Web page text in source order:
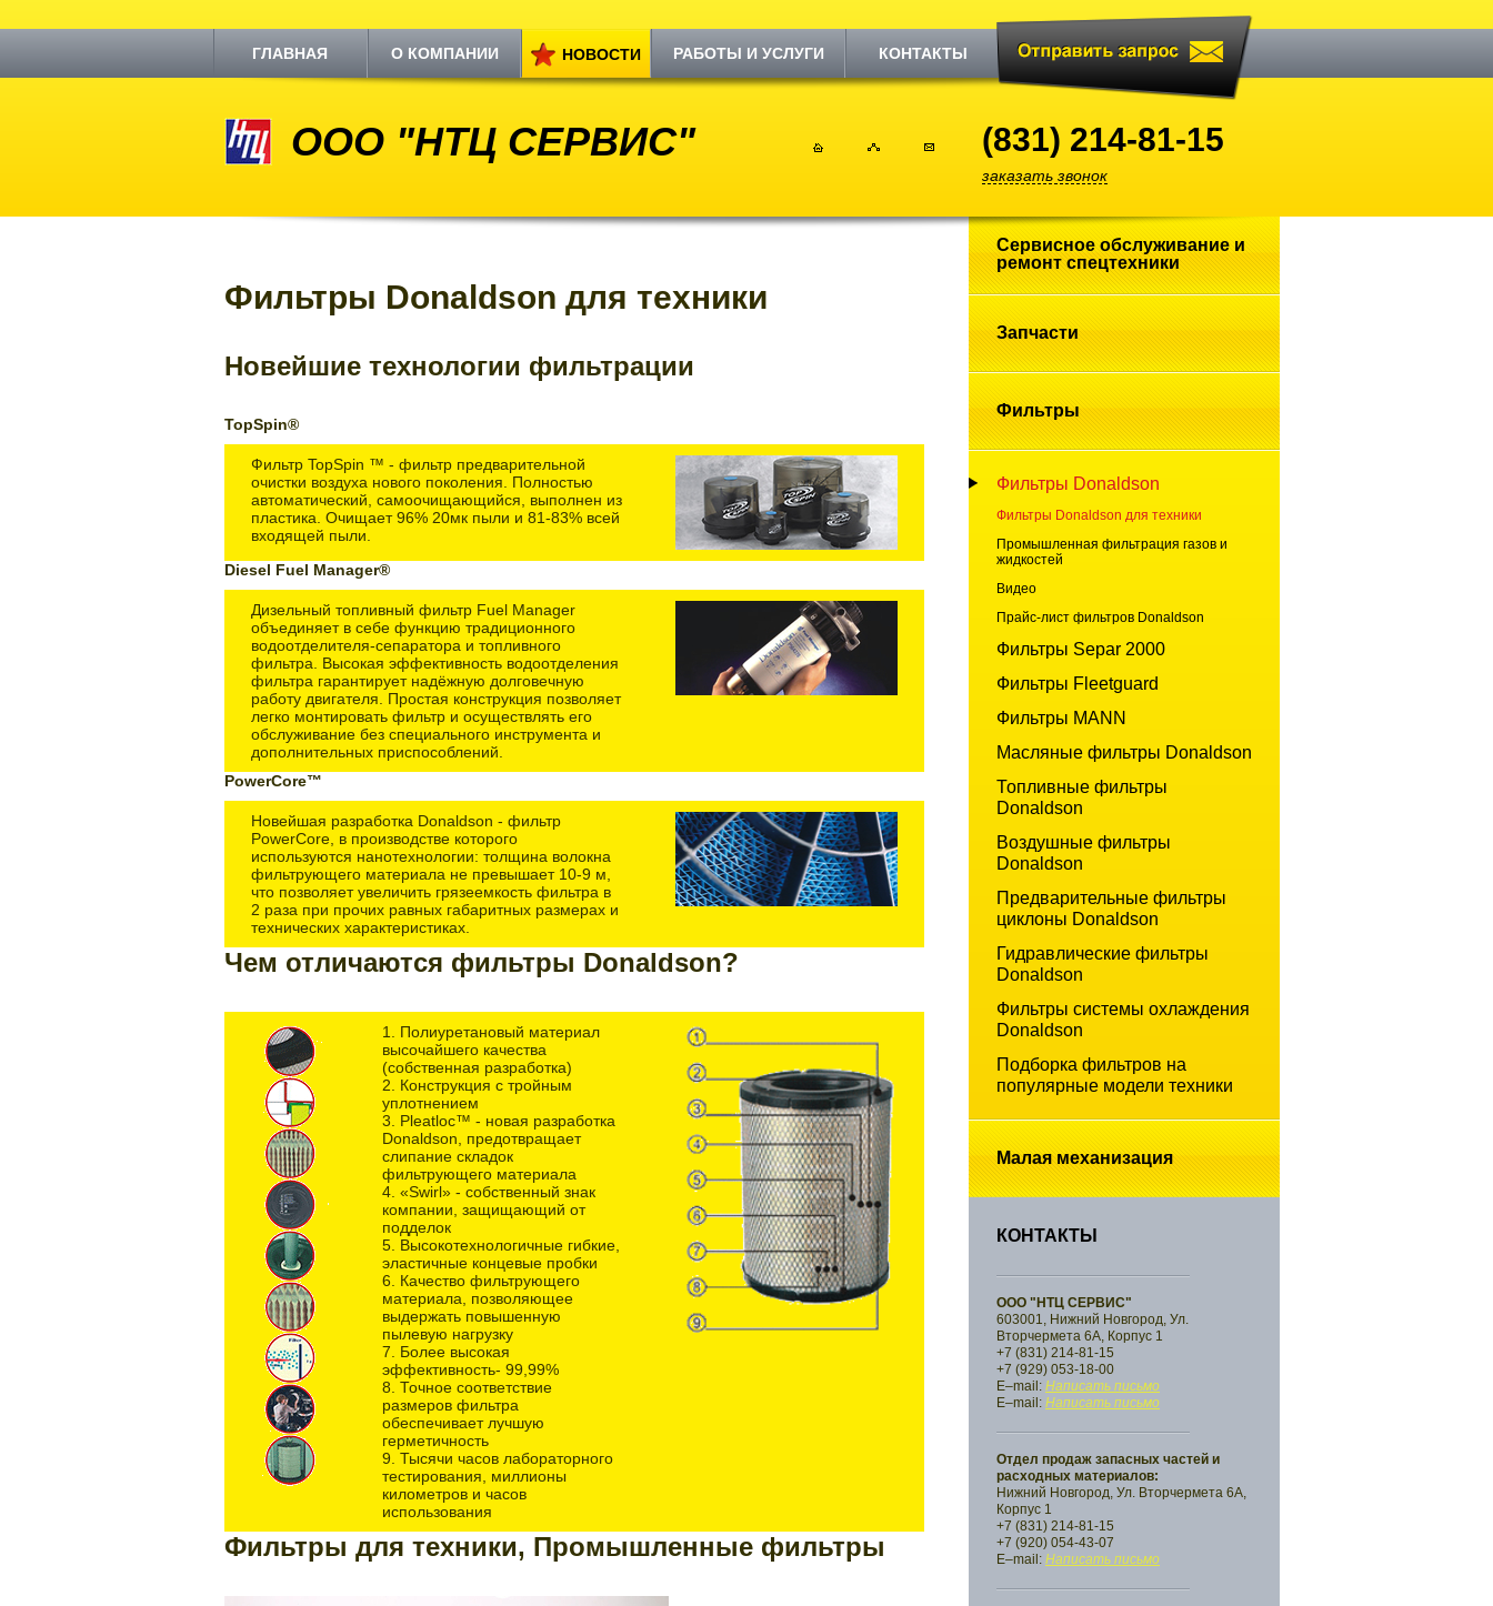
ГЛАВНАЯ О КОМПАНИИ НОВОСТИ РАБОТЫ И УСЛУГИ КОНТАКТЫ
ООО "НТЦ СЕРВИС" (831) 214-81-15
заказать звонок
Сервисное обслуживание и
ремонт спецтехники
Запчасти
Фильтры
Фильтры Donaldson
Фильтры Donaldson для техники
Промышленная фильтрация газов и
жидкостей
Видео
Прайс-лист фильтров Donaldson
Фильтры Separ 2000
Фильтры Fleetguard
Фильтры MANN
Масляные фильтры Donaldson
Топливные фильтры
Donaldson
Воздушные фильтры
Donaldson
Предварительные фильтры
циклоны Donaldson
Гидравлические фильтры
Donaldson
Фильтры системы охлаждения
Donaldson
Подборка фильтров на
популярные модели техники
Малаямеханизация
КОНТАКТЫ
ООО "НТЦ СЕРВИС"
603001, Нижний Новгород, Ул.
Вторчермета 6А, Корпус 1
+7 (831) 214-81-15
+7 (929) 053-18-00
E–mail: Написать письмо
E–mail: Написать письмо
Отдел продаж запасных частей и
расходных материалов:
Нижний Новгород, Ул. Вторчермета 6А,
Корпус 1
+7 (831) 214-81-15
+7 (920) 054-43-07
E–mail: Написать письмо
Фильтры Donaldson для техники
Новейшие технологии фильтрации
TopSpin®
Фильтр TopSpin ™ - фильтр предварительной
очистки воздуха нового поколения. Полностью
автоматический, самоочищающийся, выполнен из
пластика. Очищает 96% 20мк пыли и 81-83% всей
входящей пыли.
Diesel Fuel Manager®
Дизельный топливный фильтр Fuel Manager
объединяет в себе функцию традиционного
водоотделителя-сепаратора и топливного
фильтра. Высокая эффективность водоотделения
фильтра гарантирует надёжную долговечную
работу двигателя. Простая конструкция позволяет
легко монтировать фильтр и осуществлять его
обслуживание без специального инструмента и
дополнительных приспособлений.
PowerCore™
Новейшая разработка Donaldson - фильтр
PowerCore, в производстве которого
используются нанотехнологии: толщина волокна
фильтрующего материала не превышает 10-9 м,
что позволяет увеличить грязеемкость фильтра в
2 раза при прочих равных габаритных размерах и
технических характеристиках.
Чем отличаются фильтры Donaldson?
1. Полиуретановый материал
высочайшего качества
(собственная разработка)
2. Конструкция с тройным
уплотнением
3. Pleatloc™ - новая разработка
Donaldson, предотвращает
слипание складок
фильтрующего материала
4. «Swirl» - собственный знак
компании, защищающий от
подделок
5. Высокотехнологичные гибкие,
эластичные концевые пробки
6. Качество фильтрующего
материала, позволяющее
выдержать повышенную
пылевую нагрузку
7. Более высокая
эффективность- 99,99%
8. Точное соответствие
размеров фильтра
обеспечивает лучшую
герметичность
9. Тысячи часов лабораторного
тестирования, миллионы
километров и часов
использования
Фильтры для техники, Промышленные фильтры